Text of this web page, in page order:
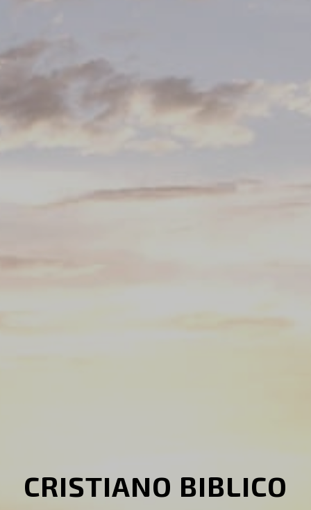
CRISTIANO BIBLICO